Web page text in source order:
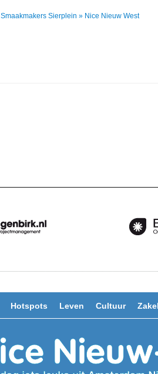
Smaakmakers Sierplein » Nice Nieuw West
Hotspots Leven Cultuur